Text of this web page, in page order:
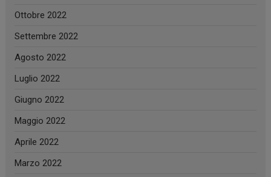
Ottobre 2022
Settembre 2022
Agosto 2022
Luglio 2022
Giugno 2022
Maggio 2022
Aprile 2022
Marzo 2022